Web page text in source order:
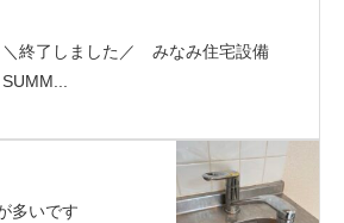
＼終了しました／ みなみ住宅設備
SUMM...
多いです